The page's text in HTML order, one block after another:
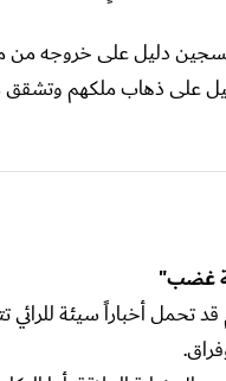
دليل على خروجه من
دليل على ذهاب ملكهم
غضب"
تحمل أخباراً سيئة